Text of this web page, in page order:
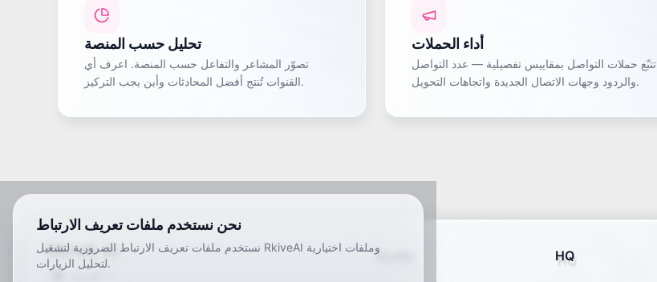
تحليل حسب المنصة
تصوّر المشاعر والتفاعل حسب المنصة. اعرف أي
القنوات تُنتج أفضل المحادثات وأين يجب التركيز.
أداء الحملات
تتبّع حملات التواصل بمقاييس تفصيلية — عدد التواصل
والردود وجهات الاتصال الجديدة واتجاهات التحويل.
نحن نستخدم ملفات تعريف الارتباط
نستخدم ملفات تعريف الارتباط الضرورية لتشغيل RkiveAI وملفات اختيارية
لتحليل الزيارات.
RKIVE AI Studio HQ